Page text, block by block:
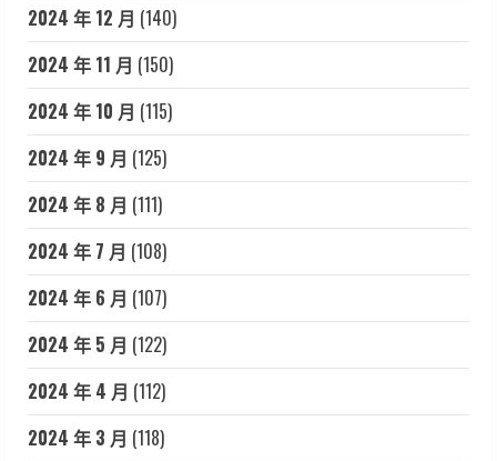
2024 年 12 月 (140)
2024 年 11 月 (150)
2024 年 10 月 (115)
2024 年 9 月 (125)
2024 年 8 月 (111)
2024 年 7 月 (108)
2024 年 6 月 (107)
2024 年 5 月 (122)
2024 年 4 月 (112)
2024 年 3 月 (118)